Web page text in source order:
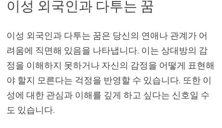
이성 외국인과 다투는 꿈
이성 외국인과 다투는 꿈은 당신의 연애나 관계가 어
려움에 직면해 있음을 나타냅니다. 이는 상대방의 감
정을 이해하지 못하거나 자신의 감정을 어떻게 표현해
야 할지 모른다는 걱정을 반영할 수 있습니다. 또한 이
성에 대한 관심과 이해를 깊게 하고 싶다는 신호일 수
도 있습니다.